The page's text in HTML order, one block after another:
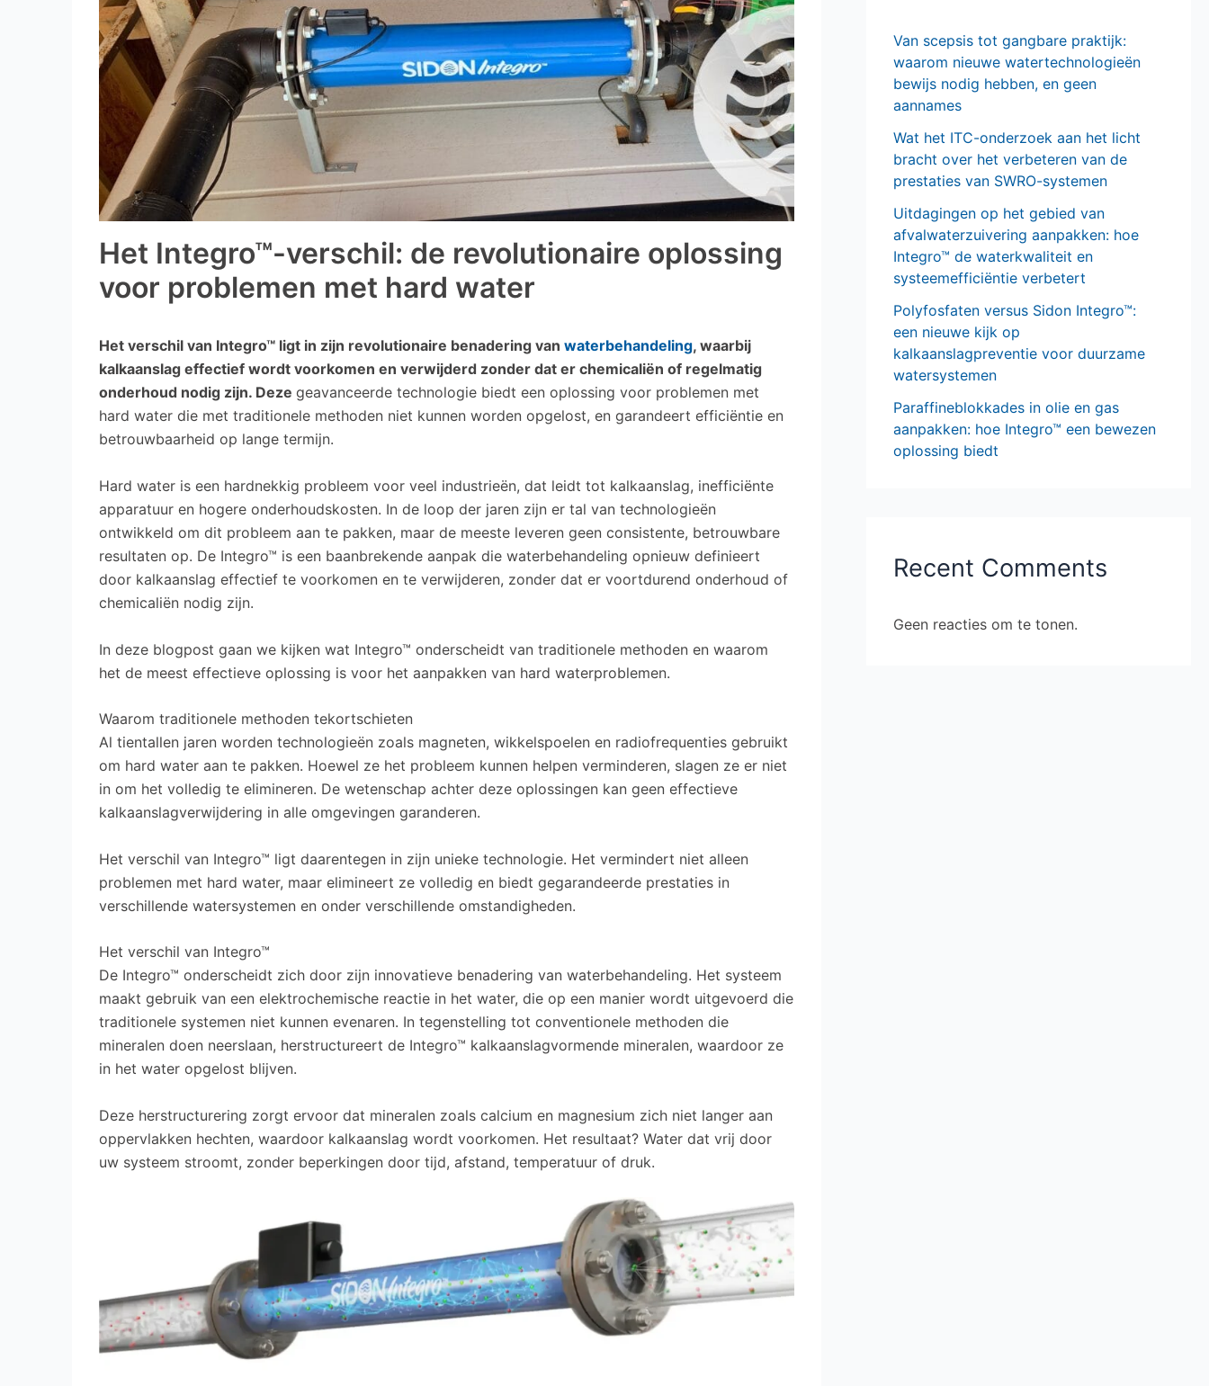
Het Integro™-verschil: de revolutionaire oplossing
voor problemen met hard water
Het verschil van Integro™ ligt in zijn revolutionaire benadering van waterbehandeling, waarbij
kalkaanslag effectief wordt voorkomen en verwijderd zonder dat er chemicaliën of regelmatig
onderhoud nodig zijn. Deze geavanceerde technologie biedt een oplossing voor problemen met
hard water die met traditionele methoden niet kunnen worden opgelost, en garandeert efficiëntie en
betrouwbaarheid op lange termijn.
Hard water is een hardnekkig probleem voor veel industrieën, dat leidt tot kalkaanslag, inefficiënte
apparatuur en hogere onderhoudskosten. In de loop der jaren zijn er tal van technologieën
ontwikkeld om dit probleem aan te pakken, maar de meeste leveren geen consistente, betrouwbare
resultaten op. De Integro™ is een baanbrekende aanpak die waterbehandeling opnieuw definieert
door kalkaanslag effectief te voorkomen en te verwijderen, zonder dat er voortdurend onderhoud of
chemicaliën nodig zijn.
In deze blogpost gaan we kijken wat Integro™ onderscheidt van traditionele methoden en waarom
het de meest effectieve oplossing is voor het aanpakken van hard waterproblemen.
Waarom traditionele methoden tekortschieten
Al tientallen jaren worden technologieën zoals magneten, wikkelspoelen en radiofrequenties gebruikt
om hard water aan te pakken. Hoewel ze het probleem kunnen helpen verminderen, slagen ze er niet
in om het volledig te elimineren. De wetenschap achter deze oplossingen kan geen effectieve
kalkaanslagverwijdering in alle omgevingen garanderen.
Het verschil van Integro™ ligt daarentegen in zijn unieke technologie. Het vermindert niet alleen
problemen met hard water, maar elimineert ze volledig en biedt gegarandeerde prestaties in
verschillende watersystemen en onder verschillende omstandigheden.
Het verschil van Integro™
De Integro™ onderscheidt zich door zijn innovatieve benadering van waterbehandeling. Het systeem
maakt gebruik van een elektrochemische reactie in het water, die op een manier wordt uitgevoerd die
traditionele systemen niet kunnen evenaren. In tegenstelling tot conventionele methoden die
mineralen doen neerslaan, herstructureert de Integro™ kalkaanslagvormende mineralen, waardoor ze
in het water opgelost blijven.
Deze herstructurering zorgt ervoor dat mineralen zoals calcium en magnesium zich niet langer aan
oppervlakken hechten, waardoor kalkaanslag wordt voorkomen. Het resultaat? Water dat vrij door
uw systeem stroomt, zonder beperkingen door tijd, afstand, temperatuur of druk.
Van scepsis tot gangbare praktijk:
waarom nieuwe watertechnologieën
bewijs nodig hebben, en geen
aannames
Wat het ITC-onderzoek aan het licht
bracht over het verbeteren van de
prestaties van SWRO-systemen
Uitdagingen op het gebied van
afvalwaterzuivering aanpakken: hoe
Integro™ de waterkwaliteit en
systeemefficiëntie verbetert
Polyfosfaten versus Sidon Integro™:
een nieuwe kijk op
kalkaanslagpreventie voor duurzame
watersystemen
Paraffineblokkades in olie en gas
aanpakken: hoe Integro™ een bewezen
oplossing biedt
Recent Comments
Geen reacties om te tonen.